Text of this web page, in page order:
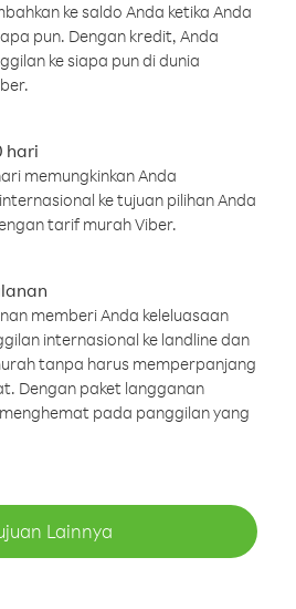
ke saldo Anda ketika Anda
pun. Dengan kredit, Anda
ke siapa pun di dunia
hari
memungkinkan Anda
ke tujuan pilihan Anda
tarif murah Viber.
memberi Anda keleluasaan
internasional ke landline dan
tanpa harus memperpanjang
Dengan paket langganan
pada panggilan yang
Lainnya